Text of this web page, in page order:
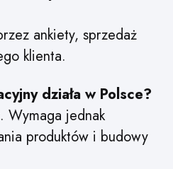
ankiety, sprzedaż
klienta.
działa w Polsce?
Wymaga jednak
produktów i budowy